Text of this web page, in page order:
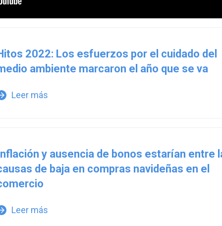
2022: Los esfuerzos por el cuidado del
ambiente marcaron el año que se va
Leer más
y ausencia de bonos estarían entre
de baja en compras navideñas en el
Leer más